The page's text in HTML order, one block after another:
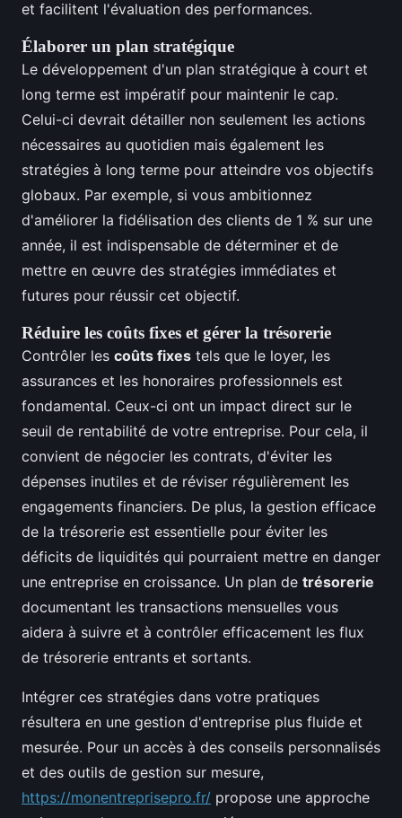
et facilitent l'évaluation des performances.
Élaborer un plan stratégique
Le développement d'un plan stratégique à court et
long terme est impératif pour maintenir le cap.
Celui-ci devrait détailler non seulement les actions
nécessaires au quotidien mais également les
stratégies à long terme pour atteindre vos objectifs
globaux. Par exemple, si vous ambitionnez
d'améliorer la fidélisation des clients de 1 % sur une
année, il est indispensable de déterminer et de
mettre en œuvre des stratégies immédiates et
futures pour réussir cet objectif.
Réduire les coûts fixes et gérer la trésorerie
Contrôler les coûts fixes tels que le loyer, les
assurances et les honoraires professionnels est
fondamental. Ceux-ci ont un impact direct sur le
seuil de rentabilité de votre entreprise. Pour cela, il
convient de négocier les contrats, d'éviter les
dépenses inutiles et de réviser régulièrement les
engagements financiers. De plus, la gestion efficace
de la trésorerie est essentielle pour éviter les
déficits de liquidités qui pourraient mettre en danger
une entreprise en croissance. Un plan de trésorerie
documentant les transactions mensuelles vous
aidera à suivre et à contrôler efficacement les flux
de trésorerie entrants et sortants.
Intégrer ces stratégies dans votre pratiques
résultera en une gestion d'entreprise plus fluide et
mesurée. Pour un accès à des conseils personnalisés
et des outils de gestion sur mesure,
https://monentreprisepro.fr/ propose une approche